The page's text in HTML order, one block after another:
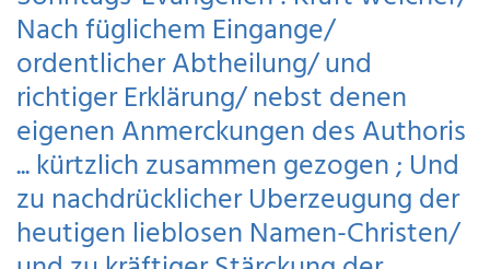
Nach füglichem Eingange/
ordentlicher Abtheilung/ und
richtiger Erklärung/ nebst denen
eigenen Anmerckungen des Authoris
... kürtzlich zusammen gezogen ; Und
zu nachdrücklicher Uberzeugung der
heutigen lieblosen Namen-Christen/